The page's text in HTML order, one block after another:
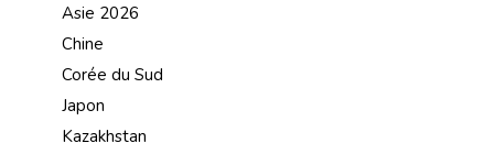
Asie 2026
Chine
Corée du Sud
Japon
Kazakhstan